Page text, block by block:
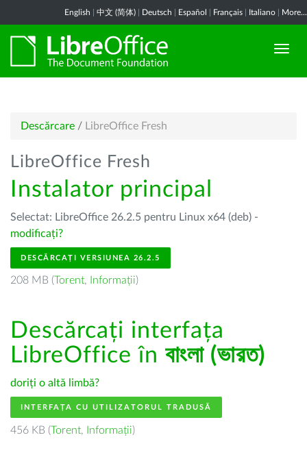
English 中文 (简体) Deutsch Español Français Italiano More...
Descărcare / LibreOffice Fresh
LibreOffice Fresh
Instalator principal
Selectat: LibreOffice 26.2.5 pentru Linux x64 (deb) -
modificați?
DESCĂRCAȚI VERSIUNEA 26.2.5
208 MB (Torent, Informații)
Descărcați interfața
LibreOffice în বাংলা (ভারত)
doriți o altă limbă?
INTERFAȚA CU UTILIZATORUL TRADUSĂ
456 KB (Torent, Informații)